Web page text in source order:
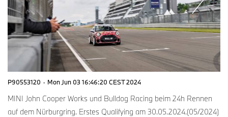
P90553120 · Mon Jun 03 16:46:20 CEST 2024
MINI John Cooper Works und Bulldog Racing beim 24h Rennen
auf dem Nürburgring. Erstes Qualifying am 30.05.2024.(05/2024)